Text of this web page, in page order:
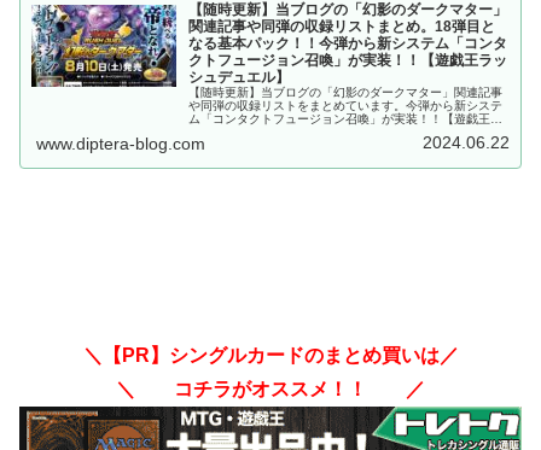
【随時更新】当ブログの「幻影のダークマター」
関連記事や同弾の収録リストまとめ。18弾目と
なる基本パック！！今弾から新システム「コンタ
クトフュージョン召喚」が実装！！【遊戯王ラッ
シュデュエル】
【随時更新】当ブログの「幻影のダークマター」関連記事
や同弾の収録リストをまとめています。今弾から新システ
ム「コンタクトフュージョン召喚」が実装！！【遊戯王ラ
www.diptera-blog.com 2024.06.22
＼【PR】シングルカードのまとめ買いは／
＼ コチラがオススメ！！ ／